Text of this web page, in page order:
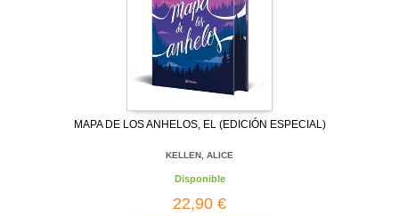
MAPA DE LOS ANHELOS, EL (EDICIÓN ESPECIAL)
KELLEN, ALICE
Disponible
22,90 €